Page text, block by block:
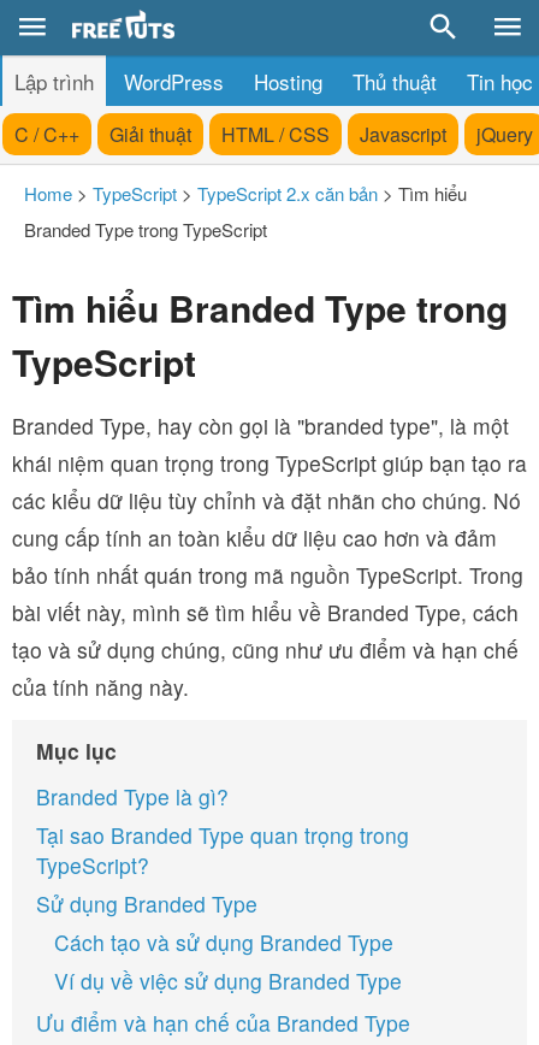
Lập trình WordPress Hosting Thủ thuật Tin học
C / C++ Giải thuật HTML / CSS Javascript jQuery
Home > TypeScript > TypeScript 2.x căn bản > Tìm hiểu
Branded Type trong TypeScript
Tìm hiểu Branded Type trong
TypeScript
Branded Type, hay còn gọi là "branded type", là một
khái niệm quan trọng trong TypeScript giúp bạn tạo ra
các kiểu dữ liệu tùy chỉnh và đặt nhãn cho chúng. Nó
cung cấp tính an toàn kiểu dữ liệu cao hơn và đảm
bảo tính nhất quán trong mã nguồn TypeScript. Trong
bài viết này, mình sẽ tìm hiểu về Branded Type, cách
tạo và sử dụng chúng, cũng như ưu điểm và hạn chế
của tính năng này.
Mục lục
Branded Type là gì?
Tại sao Branded Type quan trọng trong
TypeScript?
Sử dụng Branded Type
Cách tạo và sử dụng Branded Type
Ví dụ về việc sử dụng Branded Type
Ưu điểm và hạn chế của Branded Type